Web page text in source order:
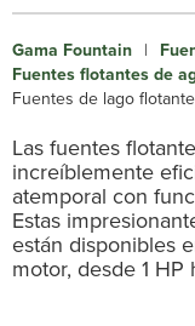
Gama Fountain |
Fuentes flotantes de
Fuentes de lago
Las fuentes
increíblemente
atemporal con
Estas
están disponibles
motor, desde 1 HP